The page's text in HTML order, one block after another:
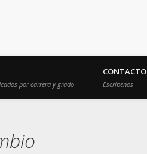
por carrera y grado
CONTACTO
Escríbenos